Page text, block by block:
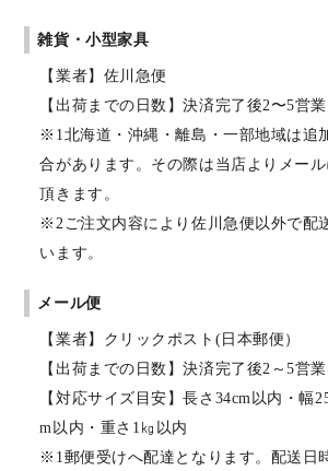
雑貨・小型家具
【業者】佐川急便
【出荷までの日数】決済完了後2〜5営業
※1北海道・沖縄・離島・一部地域は追
合があります。その際は当店よりメー
頂きます。
※2ご注文内容により佐川急便以外で配
います。
メール便
【業者】クリックポスト(日本郵便）
【出荷までの日数】決済完了後2～5営業
【対応サイズ目安】長さ34cm以内・幅
m以内・重さ1㎏以内
※1郵便受けへ配達となります。配送日